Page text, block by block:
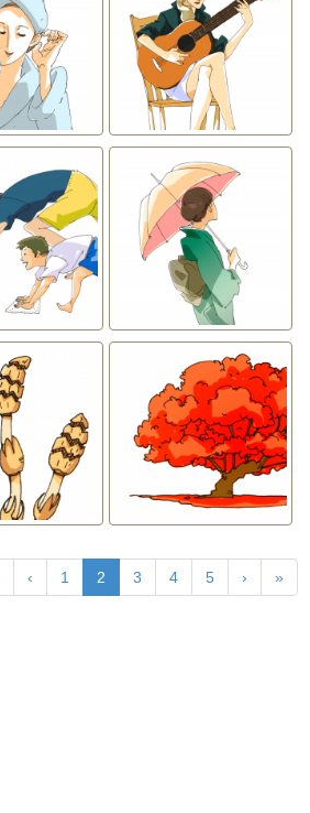
‹ 1 2 3 4 5 › »